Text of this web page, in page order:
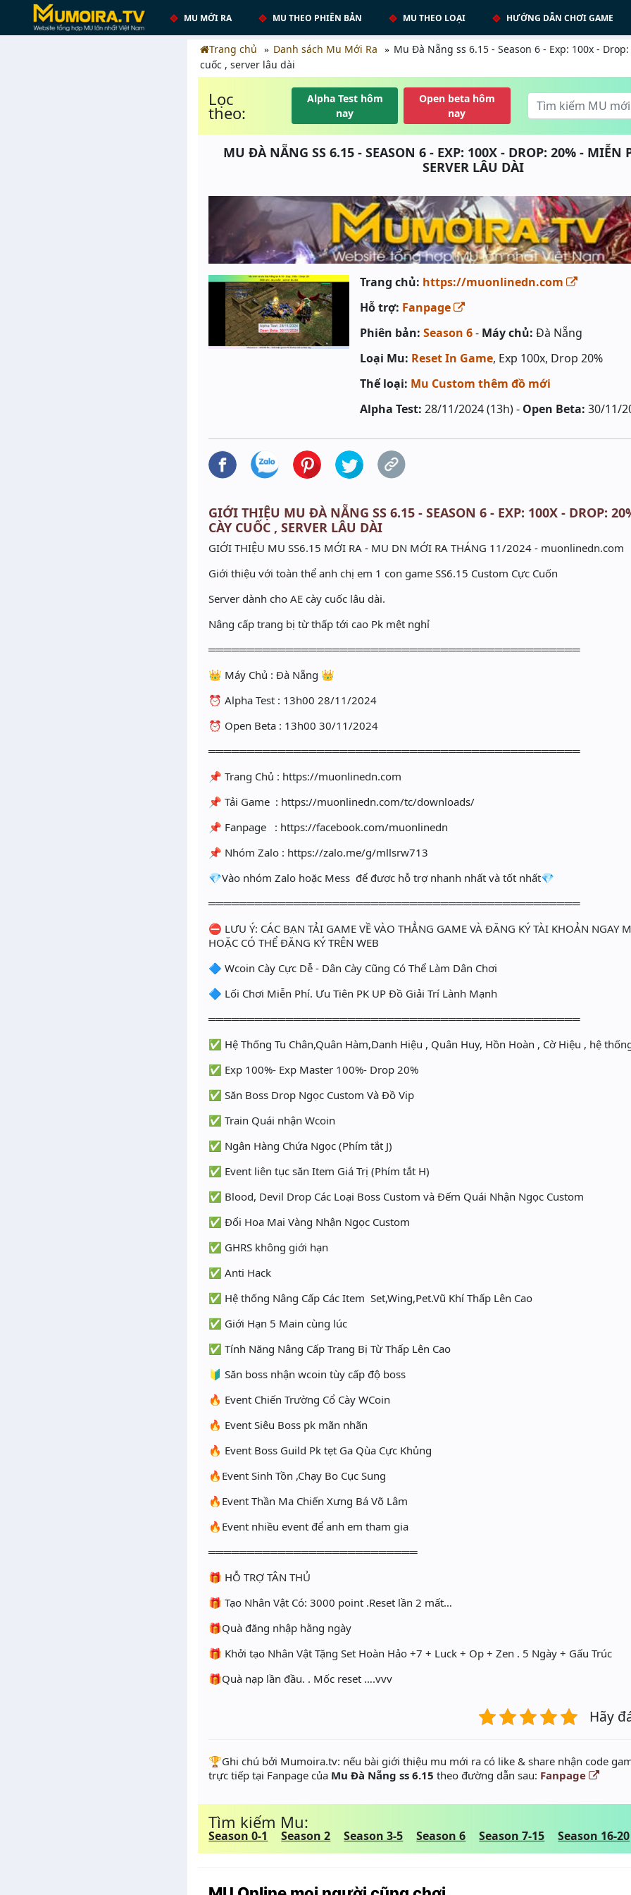
MU MỚI RA MU THEO PHIÊN BẢN MU THEO LOẠI HƯỚNG DẪN CHƠI GAME
Trang chủ Danh sách Mu Mới Ra
Mu Đà Nẵng ss 6.15 - Season 6 - Exp: 100x -
cuốc , server lâu dài
Lọc
theo:
Alpha Test hôm
nay
Open beta hôm
nay
MU ĐÀ NẴNG SS 6.15 - SEASON 6 - EXP: 100X - DROP: 20% - MIỄN
SERVER LÂU DÀI
Trang chủ: https://muonlinedn.com
Hỗ trợ: Fanpage
Phiên bản: Season 6- Máy chủ: Đà Nẵng
Loại Mu: Reset In Game, Exp 100x, Drop 20%
Thể loại: Mu Custom thêm đồ mới
Alpha Test: 28/11/2024 (13h) - Open Beta: 30/11/
GIỚI THIỆU MU ĐÀ NẴNG SS 6.15 - SEASON 6 - EXP: 100X - DROP:
CÀY CUỐC , SERVER LÂU DÀI
GIỚI THIỆU MU SS6.15 MỚI RA - MU DN MỚI RA THÁNG 11/2024 - muonlinedn.com
Giới thiệu với toàn thể anh chị em 1 con game SS6.15 Custom Cực Cuốn
Server dành cho AE cày cuốc lâu dài.
Nâng cấp trang bị từ thấp tới cao Pk mệt nghỉ
════════════════════════════════════════════════
👑 Máy Chủ : Đà Nẵng 👑
⏰ Alpha Test : 13h00 28/11/2024
⏰ Open Beta : 13h00 30/11/2024
════════════════════════════════════════════════
📌 Trang Chủ : https://muonlinedn.com
📌 Tải Game : https://muonlinedn.com/tc/downloads/
📌 Fanpage : https://facebook.com/muonlinedn
📌 Nhóm Zalo : https://zalo.me/g/mllsrw713
💎Vào nhóm Zalo hoặc Mess để được hỗ trợ nhanh nhất và tốt nhất💎
════════════════════════════════════════════════
⛔ LƯU Ý: CÁC BẠN TẢI GAME VỀ VÀO THẲNG GAME VÀ ĐĂNG KÝ TÀI KHOẢN NGAY
HOẶC CÓ THỂ ĐĂNG KÝ TRÊN WEB
🔷 Wcoin Cày Cực Dễ - Dân Cày Cũng Có Thể Làm Dân Chơi
🔷 Lối Chơi Miễn Phí. Ưu Tiên PK UP Đồ Giải Trí Lành Mạnh
════════════════════════════════════════════════
✅ Hệ Thống Tu Chân,Quân Hàm,Danh Hiệu , Quân Huy, Hồn Hoàn , Cờ Hiệu , hệ
✅ Exp 100%- Exp Master 100%- Drop 20%
✅ Săn Boss Drop Ngọc Custom Và Đồ Vip
✅ Train Quái nhận Wcoin
✅ Ngân Hàng Chứa Ngọc (Phím tắt J)
✅ Event liên tục săn Item Giá Trị (Phím tắt H)
✅ Blood, Devil Drop Các Loại Boss Custom và Đếm Quái Nhận Ngọc Custom
✅ Đổi Hoa Mai Vàng Nhận Ngọc Custom
✅ GHRS không giới hạn
✅ Anti Hack
✅ Hệ thống Nâng Cấp Các Item Set,Wing,Pet.Vũ Khí Thấp Lên Cao
✅ Giới Hạn 5 Main cùng lúc
✅ Tính Năng Nâng Cấp Trang Bị Từ Thấp Lên Cao
🔰 Săn boss nhận wcoin tùy cấp độ boss
🔥 Event Chiến Trường Cổ Cày WCoin
🔥 Event Siêu Boss pk mãn nhãn
🔥 Event Boss Guild Pk tẹt Ga Qùa Cực Khủng
🔥Event Sinh Tồn ,Chạy Bo Cục Sung
🔥Event Thần Ma Chiến Xưng Bá Võ Lâm
🔥Event nhiều event để anh em tham gia
═══════════════════════════
🎁 HỖ TRỢ TÂN THỦ
🎁 Tạo Nhân Vật Có: 3000 point .Reset lần 2 mất…
🎁Quà đăng nhập hằng ngày
🎁 Khởi tạo Nhân Vật Tặng Set Hoàn Hảo +7 + Luck + Op + Zen . 5 Ngày + Gấu Trúc
🎁Quà nạp lần đầu. . Mốc reset ….vvv
Hãy
️🏆Ghi chú bởi Mumoira.tv: nếu bài giới thiệu mu mới ra có like & share nhận code
trực tiếp tại Fanpage của Mu Đà Nẵng ss 6.15 theo đường dẫn sau: Fanpage
Tìm kiếm Mu:
Season 0-1 Season 2 Season 3-5 Season 6 Season 7-15 Season 16-20